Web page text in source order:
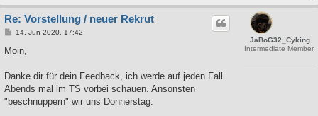
JaBoG32_Cyking
Intermediate Member
Re: Vorstellung / neuer Rekrut
B
i
a
14. Jun 2020, 17:42
Moin,
Danke dir für dein Feedback, ich werde auf jeden Fall
Abends mal im TS vorbei schauen. Ansonsten
"beschnuppern" wir uns Donnerstag.